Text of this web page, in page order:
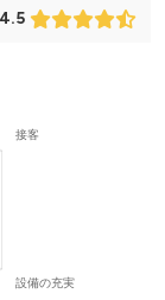
4.5